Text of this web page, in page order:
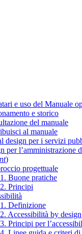
e uso del Manuale
e storico
del manuale
al manuale
design per i servizi
per l’amministrazione
)
progettuale
Buone pratiche
Principi
Definizione
Accessibilità by design
Principi per